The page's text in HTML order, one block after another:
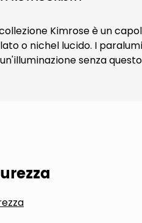
Kimrose è un
o nichel lucido. I
senza